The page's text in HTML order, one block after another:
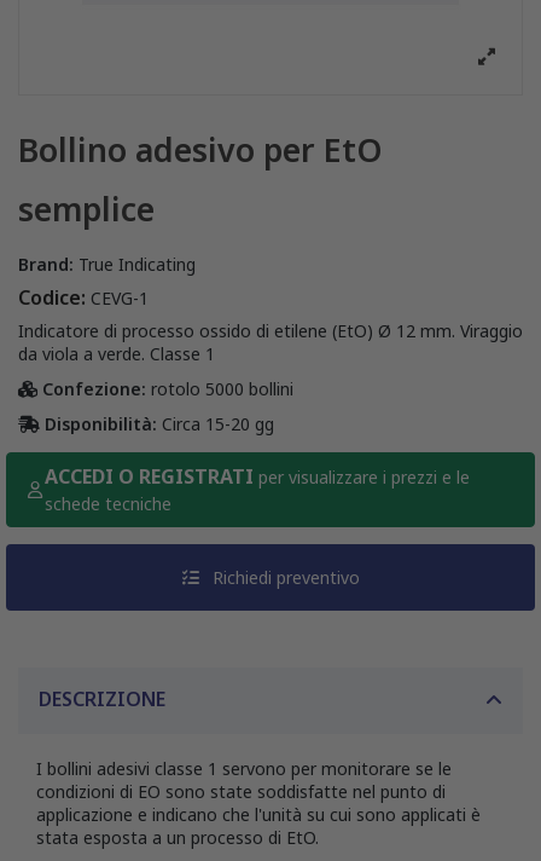
Bollino adesivo per EtO
semplice
Brand: True Indicating
Codice: CEVG-1
Indicatore di processo ossido di etilene (EtO) Ø 12 mm. Viraggio
da viola a verde. Classe 1
Confezione: rotolo 5000 bollini
Disponibilità: Circa 15-20 gg
ACCEDI O REGISTRATI per visualizzare i prezzi e le
schede tecniche
Richiedi preventivo
DESCRIZIONE
I bollini adesivi classe 1 servono per monitorare se le
condizioni di EO sono state soddisfatte nel punto di
applicazione e indicano che l'unità su cui sono applicati è
stata esposta a un processo di EtO.